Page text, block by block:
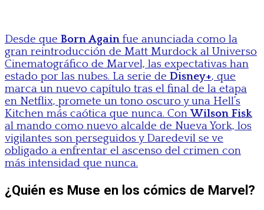
Desde que Born Again fue anunciada como la
gran reintroducción de Matt Murdock al Universo
Cinematográfico de Marvel, las expectativas han
estado por las nubes. La serie de Disney+, que
marca un nuevo capítulo tras el final de la etapa
en Netflix, promete un tono oscuro y una Hell’s
Kitchen más caótica que nunca. ConWilson Fisk
al mando como nuevo alcalde de Nueva York, los
vigilantes son perseguidos y Daredevil se ve
obligado a enfrentar el ascenso del crimen con
más intensidad que nunca.
¿Quién es Muse en los cómics de Marvel?